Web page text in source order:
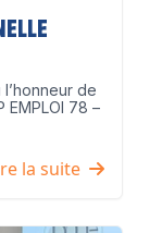
de
78 –
la suite